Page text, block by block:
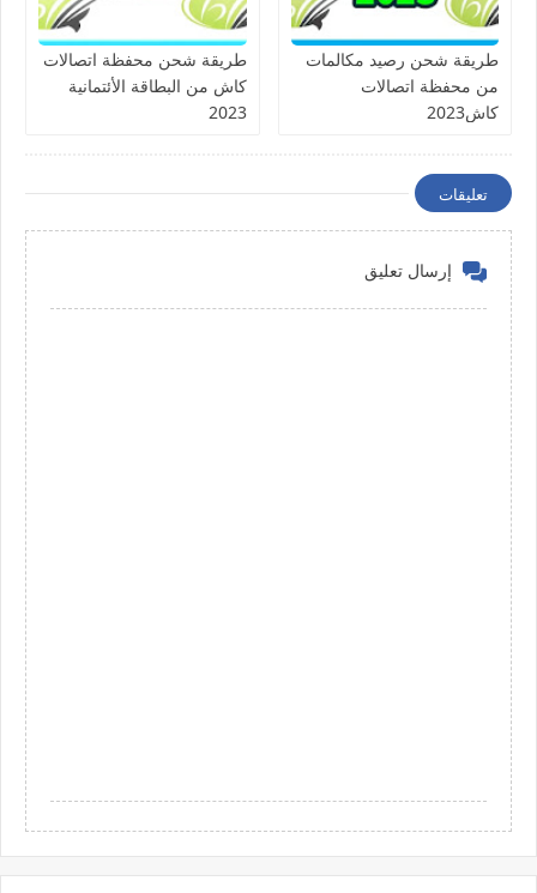
طريقة شحن رصيد مكالمات
من محفظة اتصالات
كاش2023
طريقة شحن محفظة اتصالات
كاش من البطاقة الأئتمانية
2023
تعليقات
إرسال تعليق